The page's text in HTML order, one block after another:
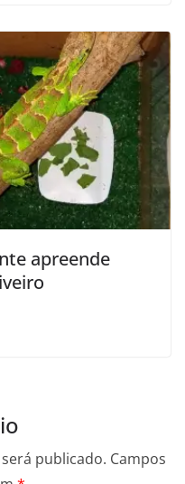
apreende
publicado. Campos